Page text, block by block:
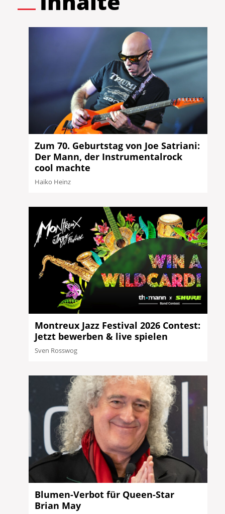
Zum 70. Geburtstag von Joe Satriani:
Der Mann, der Instrumentalrock
cool machte
Haiko Heinz
Montreux Jazz Festival 2026 Contest:
Jetzt bewerben & live spielen
Sven Rosswog
Blumen-Verbot für Queen-Star
Brian May